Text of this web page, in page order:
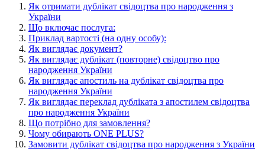
Як отримати дублікат свідоцтва про народження з
України
Що включає послуга:
Приклад вартості (на одну особу):
Як виглядає документ?
Як виглядає дублікат (повторне) свідоцтво про
народження України
Як виглядає апостиль на дублікат свідоцтва про
народження України
Як виглядає переклад дубліката з апостилем свідоцтва
про народження України
Що потрібно для замовлення?
Чому обирають ONE PLUS?
Замовити дублікат свідоцтва про народження з України